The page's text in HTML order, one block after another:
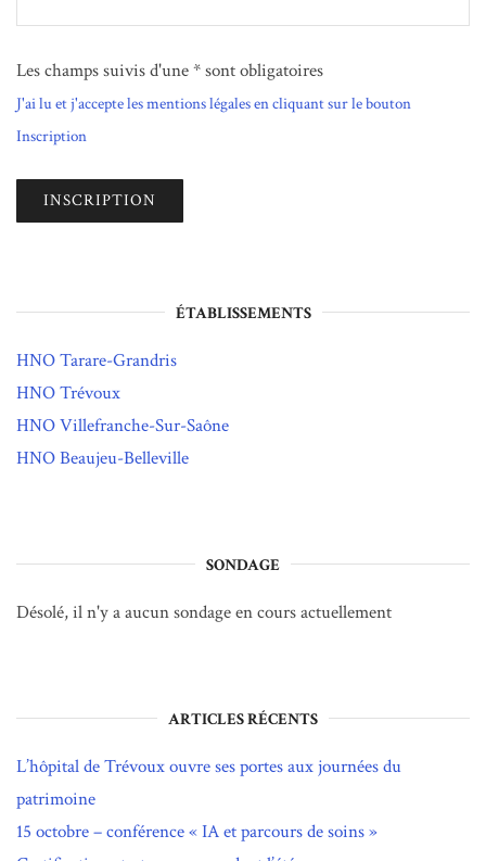
Les champs suivis d'une * sont obligatoires
J'ai lu et j'accepte les mentions légales en cliquant sur le bouton
Inscription
ÉTABLISSEMENTS
HNO Tarare-Grandris
HNO Trévoux
HNO Villefranche-Sur-Saône
HNO Beaujeu-Belleville
SONDAGE
Désolé, il n'y a aucun sondage en cours actuellement
ARTICLES RÉCENTS
L’hôpital de Trévoux ouvre ses portes aux journées du
patrimoine
15 octobre – conférence « IA et parcours de soins »